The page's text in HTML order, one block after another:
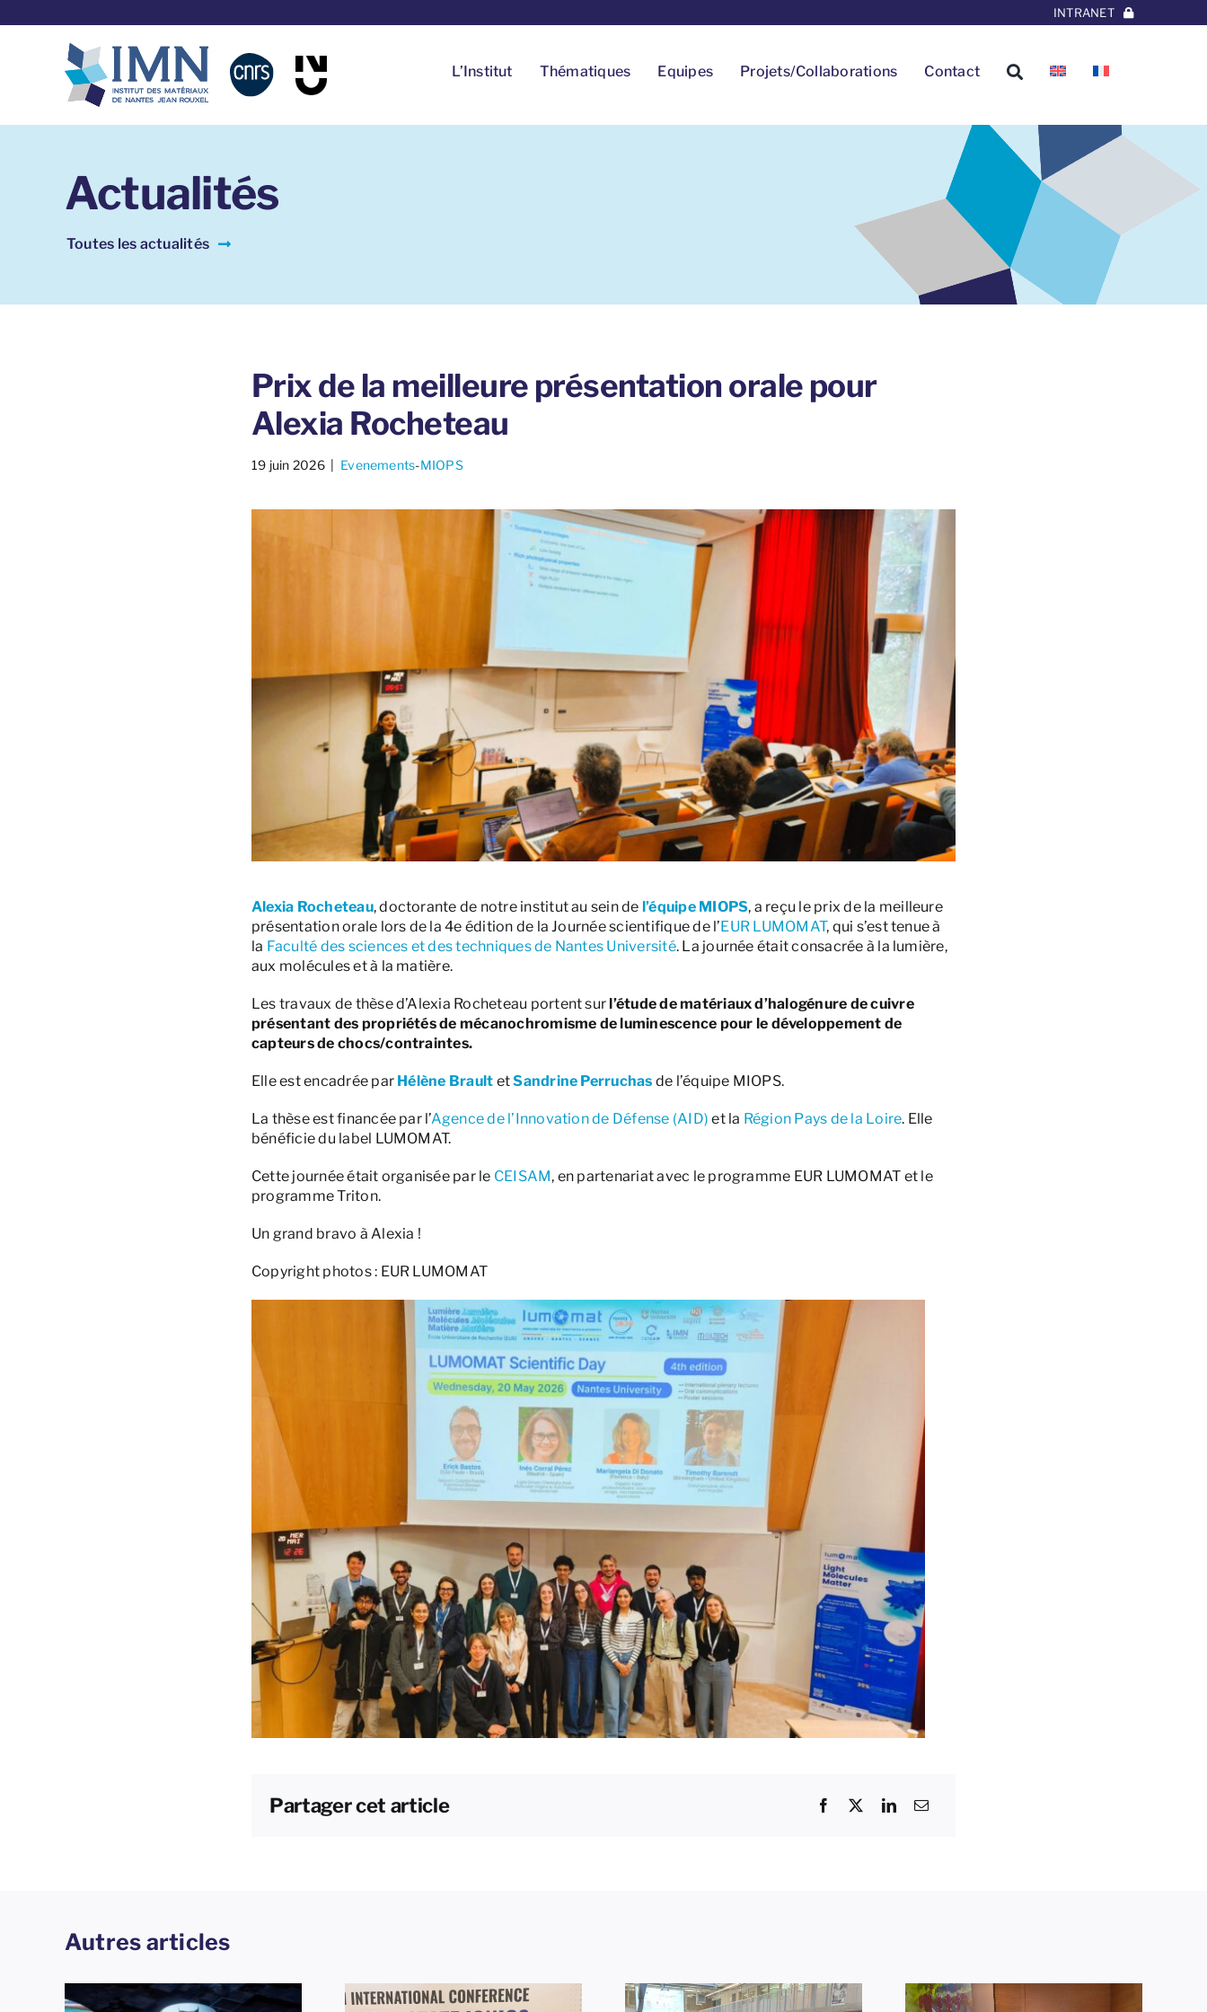
au
INTRANET
L’Institut Thématiques Equipes Projets/Collaborations Contact
Actualités
Toutes les actualités
Prix de la meilleure présentation orale pour
Alexia Rocheteau
19 juin 2026​ | Evenements-MIOPS
Alexia Rocheteau, doctorante de notre institut au sein de l’équipe MIOPS, a reçu le prix de la meilleure
présentation orale lors de la 4e édition de la Journée scientifique de l’EUR LUMOMAT, qui s’est tenue à
la Faculté des sciences et des techniques de Nantes Université. La journée était consacrée à la lumière,
aux molécules et à la matière.
Les travaux de thèse d’Alexia Rocheteau portent sur l’étude de matériaux d’halogénure de cuivre
présentant des propriétés de mécanochromisme de luminescence pour le développement de
capteurs de chocs/contraintes.
Elle est encadrée par Hélène Brault etSandrine Perruchas de l’équipe MIOPS.
La thèse est financée par l’Agence de l’Innovation de Défense (AID) et la Région Pays de la Loire. Elle
bénéficie du label LUMOMAT.
Cette journée était organisée par le CEISAM, en partenariat avec le programme EUR LUMOMAT et le
programme Triton.
Un grand bravo à Alexia !
Copyright photos : EUR LUMOMAT
Partager cet article
Autres articles